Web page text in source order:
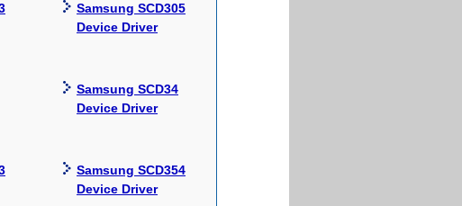
Samsung SCD305
Device Driver
Samsung SCD34
Device Driver
Samsung SCD354
Device Driver